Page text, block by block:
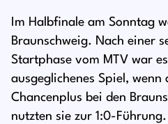
Im Halbfinale am Sonntag
Braunschweig. Nach einer
Startphase vom MTV war
ausgeglichenes Spiel, wenn
Chancenplus bei den
nutzten sie zur 1:0-